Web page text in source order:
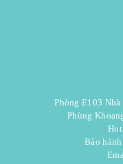
Phòng E103
Phùng
Bảo